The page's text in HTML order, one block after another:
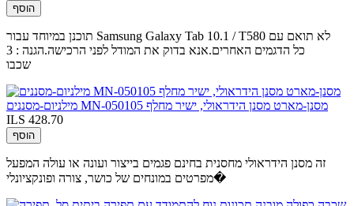
הוסף
תוכנן במיוחד עבור Samsung Galaxy Tab 10.1 / T580 לא תואם עם
כל הדגמים האחרים.אנא בדוק את המודל לפני הרכישה.הגנה : 3
שכבו
מילניום-מסננים MN-050105 מסנן-מארט מסנן הידראולי, ישיר מחלף
ILS 428.70
הוסף
זה מסנן הידראולי מחסנית בחינם פגמים בייצור ועונה או עולה המפעל
מפרטים במונחים של כושר, צורה ופונקציונלי�